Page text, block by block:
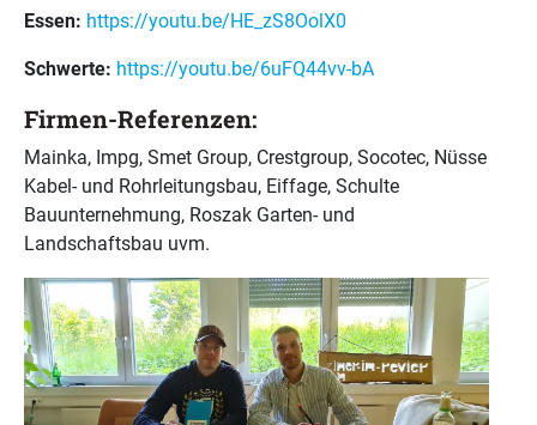
Essen: https://youtu.be/HE_zS8OolX0
Schwerte: https://youtu.be/6uFQ44vv-bA
Firmen-Referenzen:
Mainka, Impg, Smet Group, Crestgroup, Socotec, Nüsse
Kabel- und Rohrleitungsbau, Eiffage, Schulte
Bauunternehmung, Roszak Garten- und
Landschaftsbau uvm.